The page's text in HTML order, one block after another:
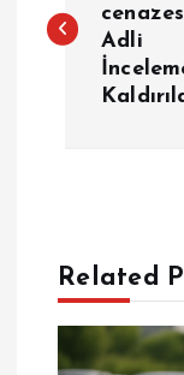
z
z
Adli
Related